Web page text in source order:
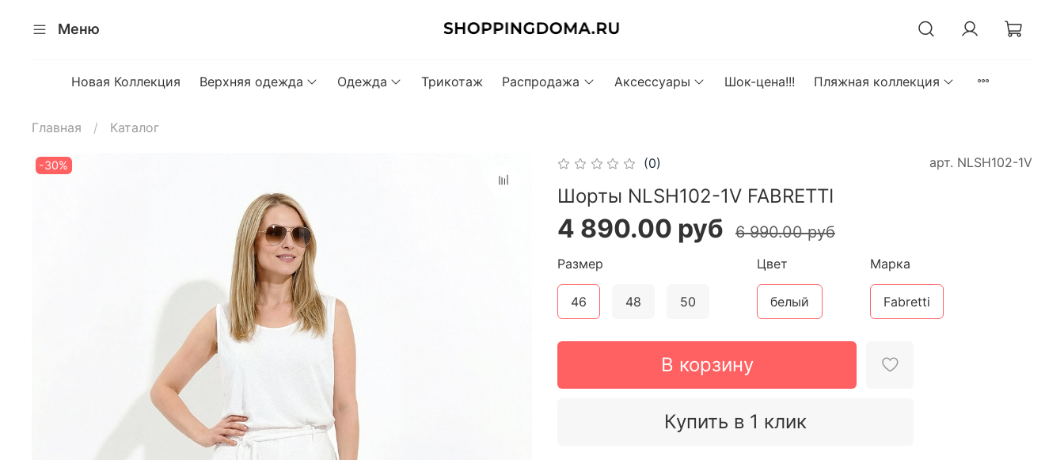
Меню
Новая Коллекция Верхняя одежда Одежда Трикотаж Распродажа Аксессуары Шок-цена!!! Пляжная коллекция
Главная Каталог
-30% (0) арт. NLSH102-1V
Шорты NLSH102-1V FABRETTI
4 890.00 руб 6 990.00 руб
В корзину
Купить в 1 клик
Размер
46 48 50
Цвет
белый
Марка
Fabretti